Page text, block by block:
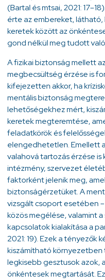
(Bartal és mtsai, 2021:
érte az embereket,
keretek között az
gond nélkül meg tudott
A fizikai biztonság mellett
megbecsültség érzése is
kifejezetten akkor, ha
mentális biztonság
lehetőségekhez mért,
keretek megteremtése,
feladatkörök és
elengedhetetlen. Emellett
valahová tartozás érzése is
intézmény, szervezet
faktorként jelenik meg,
biztonságérzetüket. A
vizsgált csoport esetében
közös megélése, valamint a
kapcsolatok kialakítása a
2021: 19). Ezek a tényezők
kiszámítható környezetben
legkisebb gesztusok azok,
önkéntesek megtartását.